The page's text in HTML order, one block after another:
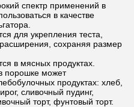
спектр применений в
в качестве
для укрепления теста,
сохраняя размер
в мясных продуктах.
порошке может
продуктах: хлеб,
сливочный пудинг,
торт, фунтовый торт.